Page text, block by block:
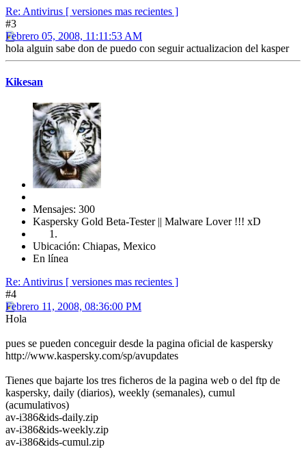
Re: Antivirus [ versiones mas recientes ]
#3
Febrero 05, 2008, 11:11:53 AM
hola alguin sabe don de puedo con seguir actualizacion del kasper
Kikesan
Mensajes: 300
Kaspersky Gold Beta-Tester || Malware Lover !!! xD
Ubicación: Chiapas, Mexico
En línea
Re: Antivirus [ versiones mas recientes ]
#4
Febrero 11, 2008, 08:36:00 PM
Hola
pues se pueden conceguir desde la pagina oficial de kaspersky
http://www.kaspersky.com/sp/avupdates
Tienes que bajarte los tres ficheros de la pagina web o del ftp de
kaspersky, daily (diarios), weekly (semanales), cumul
(acumulativos)
av-i386&ids-daily.zip
av-i386&ids-weekly.zip
av-i386&ids-cumul.zip